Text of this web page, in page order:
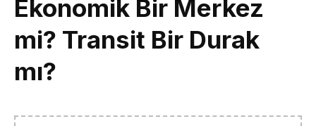
Ekonomik Bir Merkez
mi? Transit Bir Durak
mı?